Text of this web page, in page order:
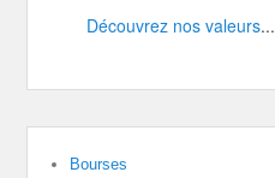
Découvrez nos valeurs...
Bourses